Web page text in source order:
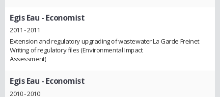
Egis Eau - Economist
2011 - 2011
Extension and regulatory upgrading of wastewater La Garde Freinet
Writing of regulatory files (Environmental Impact
Assessment)
Egis Eau - Economist
2010 - 2010